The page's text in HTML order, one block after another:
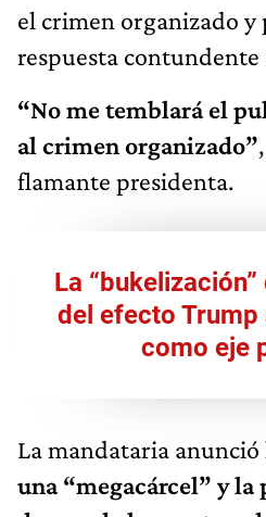
el crimen organizado
respuesta contundente
“No me temblará el
al crimen organizado”
flamante presidenta.
La
del efecto Trump
como eje
La mandataria anunció
una “megacárcel” y la